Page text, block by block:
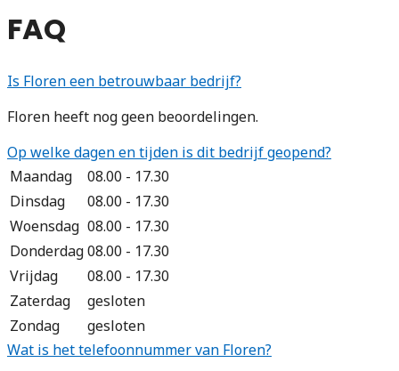
FAQ
Is Floren een betrouwbaar bedrijf?
Floren heeft nog geen beoordelingen.
Op welke dagen en tijden is dit bedrijf geopend?
Maandag
08.00 - 17.30
Dinsdag
08.00 - 17.30
Woensdag 08.00 - 17.30
Donderdag08.00 - 17.30
Vrijdag
08.00 - 17.30
Zaterdag
gesloten
Zondag
gesloten
Wat is het telefoonnummer van Floren?